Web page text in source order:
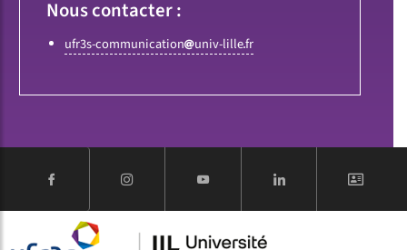
Nous contacter :
ufr3s-communication univ-lillefr